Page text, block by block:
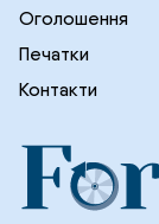
Оголошення
Печатки
Контакти